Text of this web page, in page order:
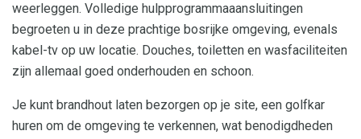
weerleggen. Volledige hulpprogrammaaansluitingen
begroeten u in deze prachtige bosrijke omgeving, evenals
kabel-tv op uw locatie. Douches, toiletten en wasfaciliteiten
zijn allemaal goed onderhouden en schoon.
Je kunt brandhout laten bezorgen op je site, een golfkar
huren om de omgeving te verkennen, wat benodigdheden